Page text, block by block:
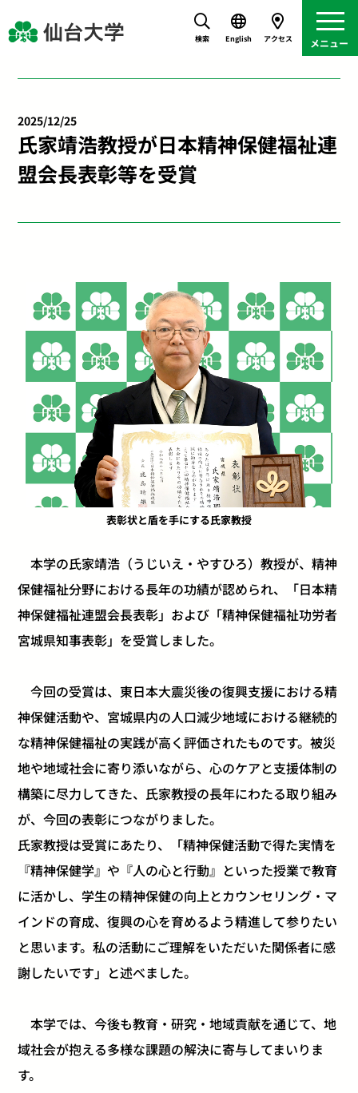
検索 English アクセス
2025/12/25
氏家靖浩教授が日本精神保健福祉連
盟会長表彰等を受賞
表彰状と盾を手にする氏家教授
本学の氏家靖浩（うじいえ・やすひろ）教授が、精神
保健福祉分野における長年の功績が認められ、「日本精
神保健福祉連盟会長表彰」および「精神保健福祉功労者
宮城県知事表彰」を受賞しました。
今回の受賞は、東日本大震災後の復興支援における精
神保健活動や、宮城県内の人口減少地域における継続的
な精神保健福祉の実践が高く評価されたものです。被災
地や地域社会に寄り添いながら、心のケアと支援体制の
構築に尽力してきた、氏家教授の長年にわたる取り組み
が、今回の表彰につながりました。
氏家教授は受賞にあたり、「精神保健活動で得た実情を
『精神保健学』や『人の心と行動』といった授業で教育
に活かし、学生の精神保健の向上とカウンセリング・マ
インドの育成、復興の心を育めるよう精進して参りたい
と思います。私の活動にご理解をいただいた関係者に感
謝したいです」と述べました。
本学では、今後も教育・研究・地域貢献を通じて、地
域社会が抱える多様な課題の解決に寄与してまいりま
す。